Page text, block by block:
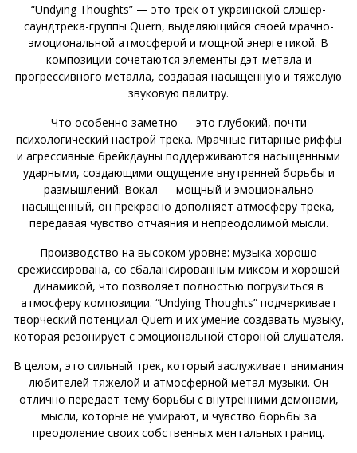
“Undying Thoughts” — это трек от украинской слэшер-
саундтрека-группы Quern, выделяющийся своей мрачно-
эмоциональной атмосферой и мощной энергетикой. В
композиции сочетаются элементы дэт-метала и
прогрессивного металла, создавая насыщенную и тяжёлую
звуковую палитру.
Что особенно заметно — это глубокий, почти
психологический настрой трека. Мрачные гитарные риффы
и агрессивные брейкдауны поддерживаются насыщенными
ударными, создающими ощущение внутренней борьбы и
размышлений. Вокал — мощный и эмоционально
насыщенный, он прекрасно дополняет атмосферу трека,
передавая чувство отчаяния и непреодолимой мысли.
Производство на высоком уровне: музыка хорошо
срежиссирована, со сбалансированным миксом и хорошей
динамикой, что позволяет полностью погрузиться в
атмосферу композиции. “Undying Thoughts” подчеркивает
творческий потенциал Quern и их умение создавать музыку,
которая резонирует с эмоциональной стороной слушателя.
В целом, это сильный трек, который заслуживает внимания
любителей тяжелой и атмосферной метал-музыки. Он
отлично передает тему борьбы с внутренними демонами,
мысли, которые не умирают, и чувство борьбы за
преодоление своих собственных ментальных границ.